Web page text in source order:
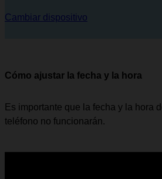
Cambiar dispositivo
Cómo ajustar la fecha y la hora
Es importante que la fecha y la hora
teléfono no funcionarán.